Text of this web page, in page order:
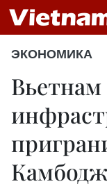
ЭКОНОМИКА
Вьетнам